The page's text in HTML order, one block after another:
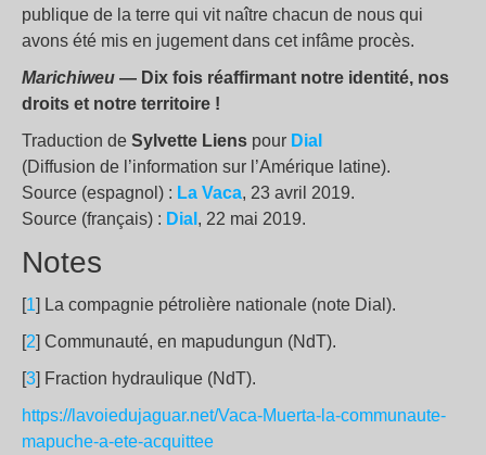
publique de la terre qui vit naître chacun de nous qui
avons été mis en jugement dans cet infâme procès.
Marichiweu — Dix fois réaffirmant notre identité, nos
droits et notre territoire !
Traduction de Sylvette Liens pour Dial
(Diffusion de l’information sur l’Amérique latine).
Source (espagnol) : La Vaca, 23 avril 2019.
Source (français) : Dial , 22 mai 2019.
Notes
[1] La compagnie pétrolière nationale (note Dial).
[2] Communauté, en mapudungun (NdT).
[3] Fraction hydraulique (NdT).
https://lavoiedujaguar.net/Vaca-Muerta-la-communaute-
mapuche-a-ete-acquittee